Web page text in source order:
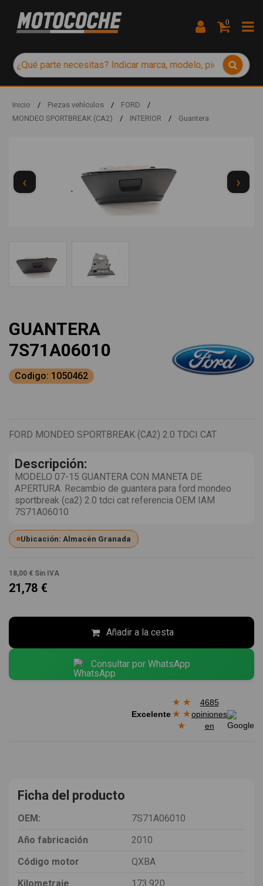
0
Inicio / Piezas vehículos / FORD
/
MONDEO SPORTBREAK (CA2)
/ INTERIOR / Guantera
‹ ›
GUANTERA
7S71A06010
Codigo: 1050462
FORD MONDEO SPORTBREAK (CA2) 2.0 TDCI CAT
Descripción:
MODELO 07-15 GUANTERA CON MANETA DE
APERTURA. Recambio de guantera para ford mondeo
sportbreak (ca2) 2.0 tdci cat referencia OEM IAM
7S71A06010
Ubicación: Almacén Granada
18,00 € Sin IVA
21,78 €
Añadir a la cesta
Consultar por WhatsApp
Excelente
★ ★
★ ★
★
4685
opiniones
en
Ficha del producto
OEM:
7S71A06010
Año fabricación
2010
Código motor
QXBA
Kilometraje
173.920